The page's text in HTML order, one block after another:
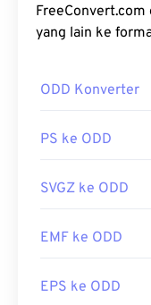
keuntungan dan
jenis berkas SRW.
SRW?
Di Microsoft
Adobe
Photoshop. Di
Penampil
ODD Konverter
PS ke ODD
SVGZ ke ODD
EMF ke ODD
EPS ke ODD